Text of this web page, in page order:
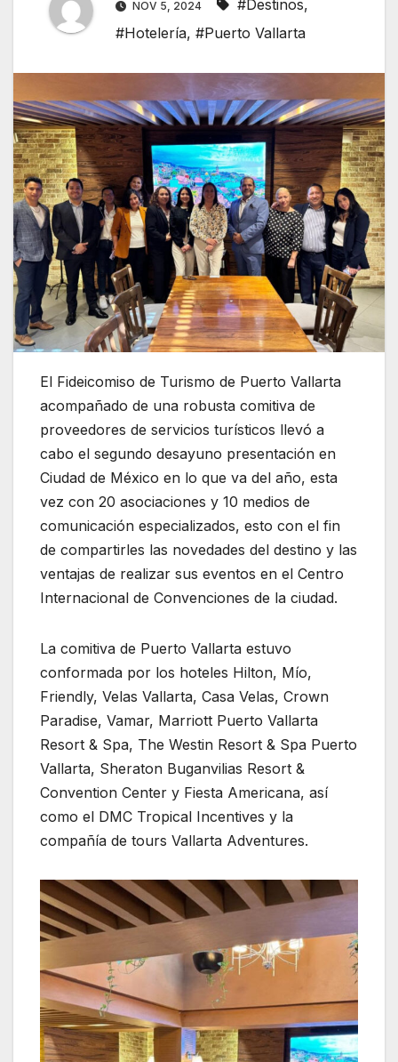
NOV 5, 2024 #Destinos,
#Hotelería, #Puerto Vallarta
El Fideicomiso de Turismo de Puerto Vallarta
acompañado de una robusta comitiva de
proveedores de servicios turísticos llevó a
cabo el segundo desayuno presentación en
Ciudad de México en lo que va del año, esta
vez con 20 asociaciones y 10 medios de
comunicación especializados, esto con el fin
de compartirles las novedades del destino y las
ventajas de realizar sus eventos en el Centro
Internacional de Convenciones de la ciudad.
La comitiva de Puerto Vallarta estuvo
conformada por los hoteles Hilton, Mío,
Friendly, Velas Vallarta, Casa Velas, Crown
Paradise, Vamar, Marriott Puerto Vallarta
Resort & Spa, The Westin Resort & Spa Puerto
Vallarta, Sheraton Buganvilias Resort &
Convention Center y Fiesta Americana, así
como el DMC Tropical Incentives y la
compañía de tours Vallarta Adventures.